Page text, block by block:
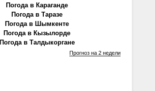
Погода в Караганде
Погода в Таразе
Погода в Шымкенте
Погода в Кызылорде
Погода в Талдыкоргане
Прогноз на 2 недели